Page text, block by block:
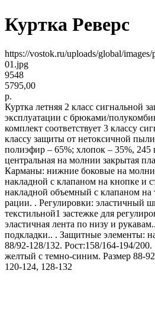
Куртка Реверс
https://vostok.ru/uploads/global/
01.jpg
9548
5795,00
р.
Куртка летняя 2 класс сигнальной
эксплуатации с брюками/
комплект соответствует 3 классу
классу защиты от нетоксичной
полиэфир – 65%; хлопок – 35%,
центральная на молнии закрытая
Карманы: нижние боковые на
накладной с клапаном на кнопке и
накладной объемный с клапаном на
рации. . Регулировки: эластичный
текстильной1 застежке для
эластичная лента по низу и
подкладки.. . Защитные элементы:
88/92-128/132. Рост:158/164-194/
желтый с темно-синим. Размер 88-
120-124, 128-132